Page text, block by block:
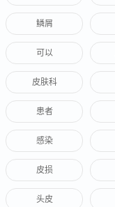
鳞屑
可以
皮肤科
患者
感染
皮损
头皮